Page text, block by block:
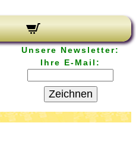
Unsere Newsletter:
Ihre E-Mail:
Zeichnen